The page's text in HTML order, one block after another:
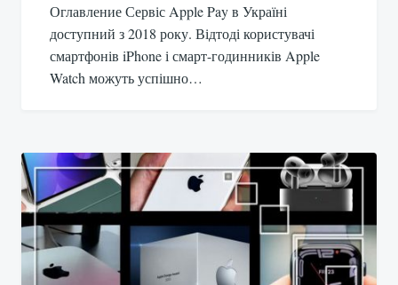
Оглавление Сервіс Apple Pay в Україні
доступний з 2018 року. Відтоді користувачі
смартфонів iPhone і смарт-годинників Apple
Watch можуть успішно…